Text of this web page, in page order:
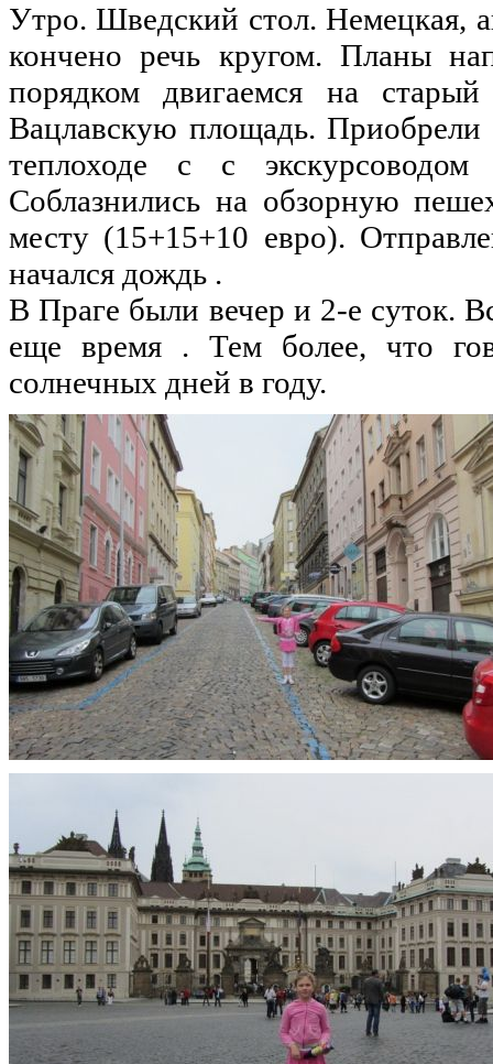
Утро. Шведский стол. Немецкая,
кончено речь кругом. Планы
порядком двигаемся на
Вацлавскую площадь.
теплоходе с с
Соблазнились на обзорную
месту (15+15+10 евро).
начался дождь .
В Праге были вечер и 2-е суток.
еще время . Тем более, что
солнечных дней в году.